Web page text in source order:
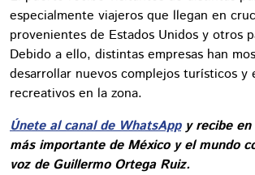
especialmente viajeros que llegan en
provenientes de Estados Unidos y otros
Debido a ello, distintas empresas han
desarrollar nuevos complejos turísticos y
recreativos en la zona.
Únete al canal de WhatsAppy recibe en
más importante de México y el mundo
voz de Guillermo Ortega Ruiz.